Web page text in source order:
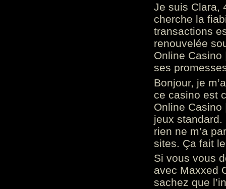
Je suis Clara,
cherche la
transactions
renouvelée
Online
ses
Bonjour, je
ce casino est
Online
jeux standard.
rien ne m’a
sites. Ça fait
Si vous vous
avec Maxxed
sachez que